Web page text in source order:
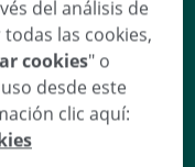
NEUROCIRUGÍA
del análisis de
las cookies,
cookies" o
desde este
clic aquí: